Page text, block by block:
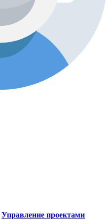
Управление проектами